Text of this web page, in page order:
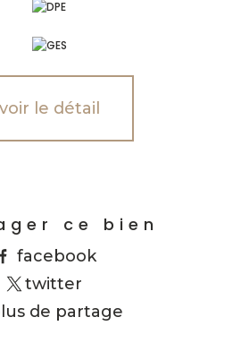
voir le détail
ce bien
facebook
twitter
de partage